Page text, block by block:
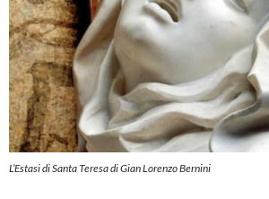
L’Estasi di Santa Teresa di Gian Lorenzo Bernini